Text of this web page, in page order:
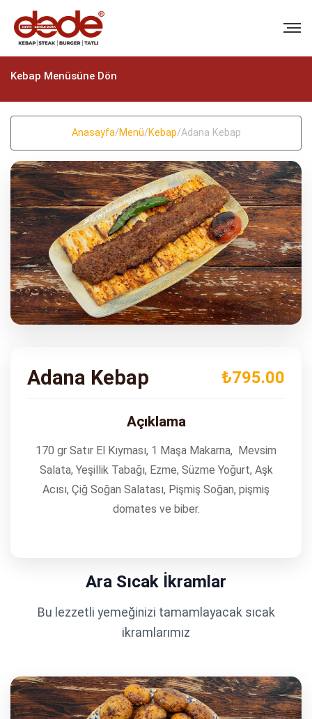
BIZI ARAYIN
+90 (322) 235 57 58
+90 (322) 235 57 58
EMAIL
info@dedekebap.com.tr
ADRES
Adana
Kebap Menüsüne Dön
Anasayfa/Menü/Kebap/Adana Kebap
Adana Kebap ₺795.00
Açıklama
170 gr Satır El Kıyması, 1 Maşa Makarna, Mevsim
Salata, Yeşillik Tabağı, Ezme, Süzme Yoğurt, Aşk
Acısı, Çiğ Soğan Salatası, Pişmiş Soğan, pişmiş
domates ve biber.
Ara Sıcak İkramlar
Bu lezzetli yemeğinizi tamamlayacak sıcak
ikramlarımız